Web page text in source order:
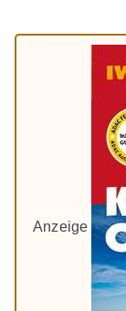
Anzeige